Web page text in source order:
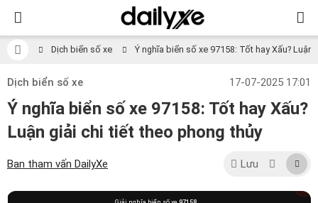
Dịch biển số xe Ý nghĩa biển số xe 97158: Tốt hay Xấu?
Dịch biển số xe 17-07-2025 17:01
Ý nghĩa biển số xe 97158: Tốt hay Xấu?
Luận giải chi tiết theo phong thủy
Ban tham vấn DailyXe Lưu